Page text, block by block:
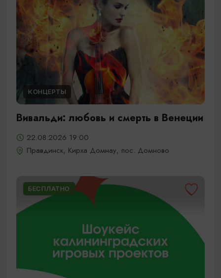
КОНЦЕРТЫ
Вивальди: любовь и смерть в Венеции
22.08.2026 19:00
Правдинск, Кирха Домнау, пос. Домново
БЕСПЛАТНО